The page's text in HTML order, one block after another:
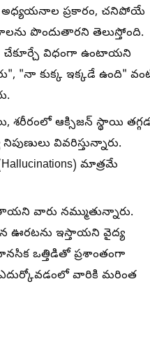
అధ్యయనాల ప్రకారం, చనిపోయే
పొందుతారని తెలుస్తోంది.
చేకూర్చే విధంగా ఉంటాయని
"నా కుక్క ఇక్కడే ఉంది"
ఆక్సిజన్ స్థాయి
వివరిస్తున్నారు.
మాత్రమే
వారు నమ్ముతున్నారు.
ఊరటను ఇస్తాయని వైద్య
ఒత్తిడితో ప్రశాంతంగా
వారికి మరింత